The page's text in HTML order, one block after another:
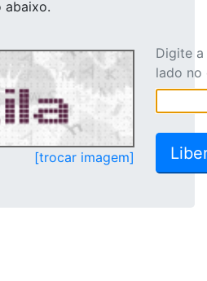
abaixo.
[trocar imagem]
Digite
lado no